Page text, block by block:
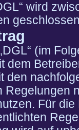
wird
(im
dem
den
Regelungen
Für